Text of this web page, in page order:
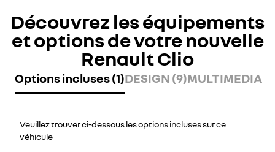
Découvrez les équipements
et options de votre nouvelle
Renault Clio
Options incluses (1)DESIGN (9)MULTIMEDIA
Veuillez trouver ci-dessous les options incluses sur ce
véhicule